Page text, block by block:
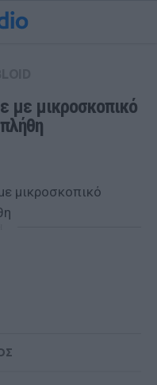
με μικροσκοπικό